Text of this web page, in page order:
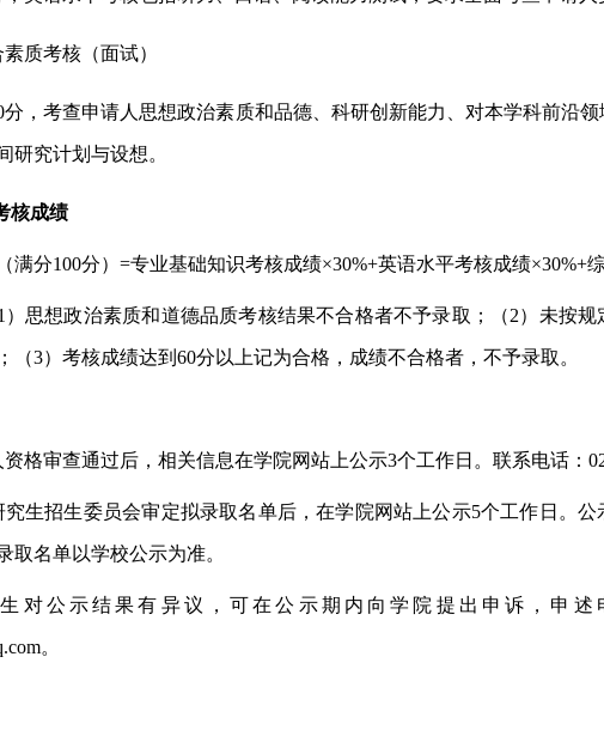
质考核（面试）
分，考查申请人思想政治素质和品德、科研创新能力、对本学科前沿
研究计划与设想。
核成绩
满分100分）=专业基础知识考核成绩×30%+英语水平考核成绩×30%+
）思想政治素质和道德品质考核结果不合格者不予录取；（2）未按
（3）考核成绩达到60分以上记为合格，成绩不合格者，不予录取 。
资格审查通过后，相关信息在学院网站上公示3个工作日。联系电话：
究生招生委员会审定拟录取名单后，在学院网站上公示5个工作日。公
取名单以学校公示为准。
对公示结果有异议，可在公示期内 向学院提出申诉，申述
。